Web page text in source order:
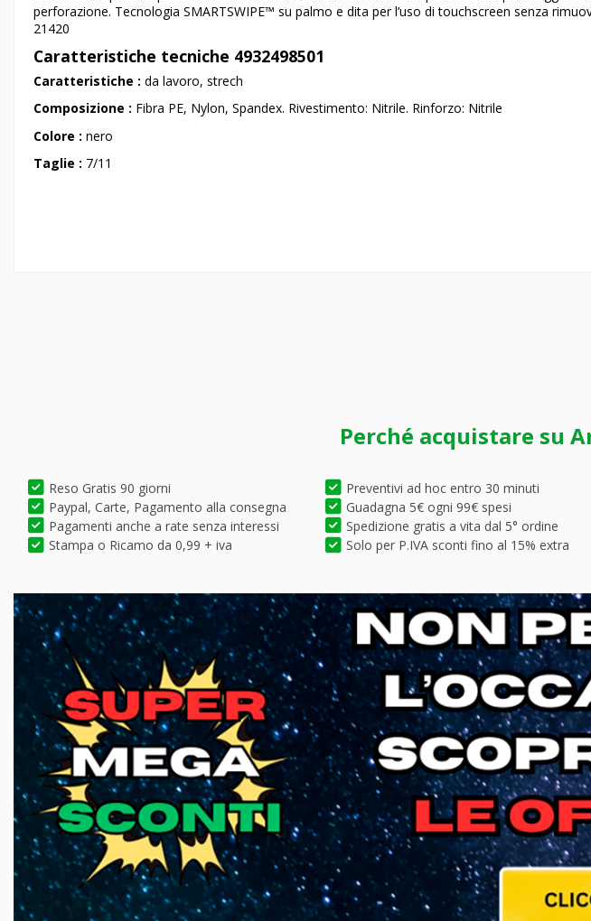
perforazione. Tecnologia SMARTSWIPE™ su palmo e dita per l’uso di touchscreen senza
21420
Caratteristiche tecniche 4932498501
Caratteristiche : da lavoro, strech
Composizione : Fibra PE, Nylon, Spandex. Rivestimento: Nitrile. Rinforzo: Nitrile
Colore : nero
Taglie : 7/11
Perché acquistare su
Reso Gratis 90 giorni
Paypal, Carte, Pagamento alla consegna
Pagamenti anche a rate senza interessi
Stampa o Ricamo da 0,99 + iva
Preventivi ad hoc entro 30 minuti
Guadagna 5€ ogni 99€ spesi
Spedizione gratis a vita dal 5° ordine
Solo per P.IVA sconti fino al 15% extra